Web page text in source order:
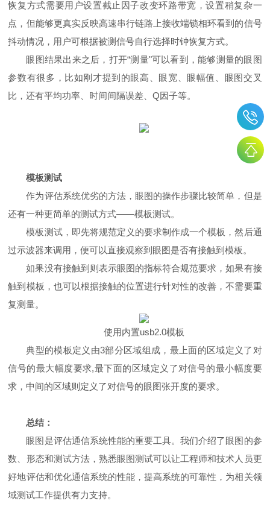
恢复方式需要用户设置截止因子改变环路带宽，设置稍复杂一
点，但能够更真实反映高速串行链路上接收端锁相环看到的信号
抖动情况，用户可根据被测信号自行选择时钟恢复方式。
眼图结果出来之后，打开“测量"可以看到，能够测量的眼图
参数有很多，比如刚才提到的眼高、眼宽、眼幅值、眼图交叉
比，还有平均功率、时间间隔误差、Q因子等。
模板测试
作为评估系统优劣的方法，眼图的操作步骤比较简单，但是
还有一种更简单的测试方式——模板测试。
模板测试，即先将规范定义的要求制作成一个模板，然后通
过示波器来调用，便可以直接观察到眼图是否有接触到模板。
如果没有接触到则表示眼图的指标符合规范要求，如果有接
触到模板，也可以根据接触的位置进行针对性的改善，不需要重
复测量。
使用内置usb2.0模板
典型的模板定义由3部分区域组成，最上面的区域定义了对
信号的最大幅度要求,最下面的区域定义了对信号的最小幅度要
求，中间的区域则定义了对信号的眼图张开度的要求。
总结：
眼图是评估通信系统性能的重要工具。我们介绍了眼图的参
数、形态和测试方法，熟悉眼图测试可以让工程师和技术人员更
好地评估和优化通信系统的性能，提高系统的可靠性，为相关领
域测试工作提供有力支持。